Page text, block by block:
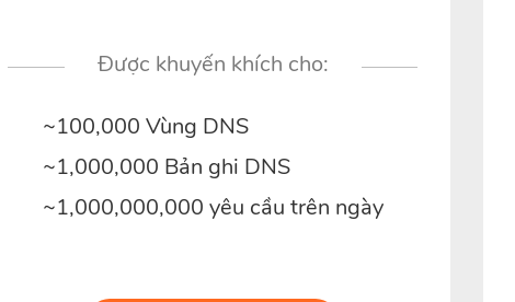
Được khuyến khích cho:
~100,000 Vùng DNS
~1,000,000 Bản ghi DNS
~1,000,000,000 yêu cầu trên ngày